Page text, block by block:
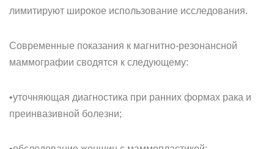
лимитируют широкое использование исследования.
Современные показания к магнитно-резонансной
маммографии сводятся к следующему:
•уточняющая диагностика при ранних формах рака и
преинвазивной болезни;